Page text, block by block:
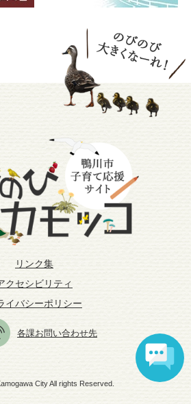
リンク集
クセシビリティ
イバシーポリシー
各課お問い合わせ先
City All rights Reserved.